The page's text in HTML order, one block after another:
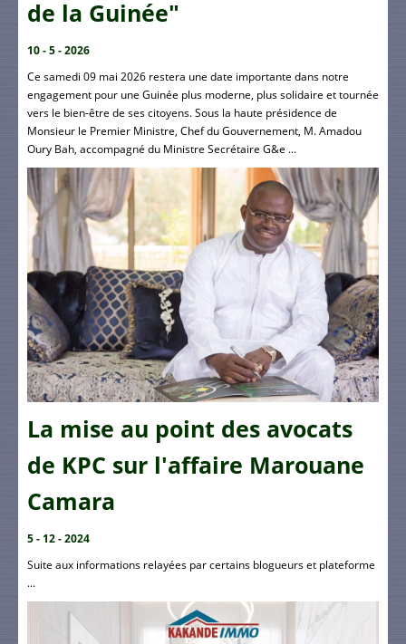
de la Guinée"
10 - 5 - 2026
Ce samedi 09 mai 2026 restera une date importante dans notre
engagement pour une Guinée plus moderne, plus solidaire et tournée
vers le bien-être de ses citoyens. Sous la haute présidence de
Monsieur le Premier Ministre, Chef du Gouvernement, M. Amadou
Oury Bah, accompagné du Ministre Secrétaire G&e ...
La mise au point des avocats
de KPC sur l'affaire Marouane
Camara
5 - 12 - 2024
Suite aux informations relayées par certains blogueurs et plateforme
...